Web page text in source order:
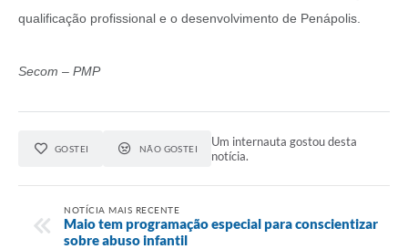
qualificação profissional e o desenvolvimento de Penápolis.
Secom – PMP
GOSTEI NÃO GOSTEI
Um internauta gostou desta
notícia.
NOTÍCIA MAIS RECENTE
Maio tem programação especial para conscientizar
sobre abuso infantil